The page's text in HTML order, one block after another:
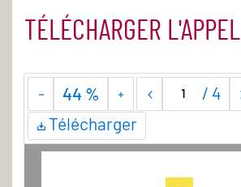
TÉLÉCHARGER L'APPEL
44 % / 4
Télécharger